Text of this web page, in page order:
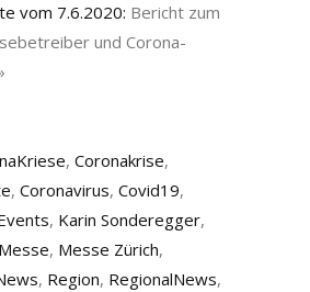
vom 7.6.2020: Bericht zum
und Corona-
, Coronakrise,
, Coronavirus, Covid19,
, Karin Sonderegger,
Messe, Messe Zürich,
, Region, RegionalNews,